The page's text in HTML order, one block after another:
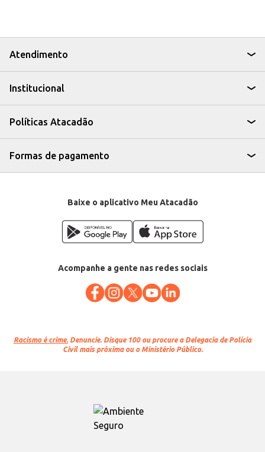
bebida leve e refrescante.
Ideal para manter a hidratação em atividades físicas e no trabalho.
A Água Mineral Cristal Select 200ml é uma escolha conveniente para quem
Atendimento
Institucional
Políticas Atacadão
Formas de pagamento
Baixe o aplicativo Meu Atacadão
Acompanhe a gente nas redes sociais
Racismo é crime. Denuncie. Disque 100 ou procure a Delegacia de Polícia
Civil mais próxima ou o Ministério Público.